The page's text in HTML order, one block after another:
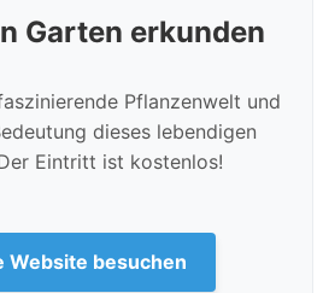
Garten erkunden
Pflanzenwelt und
dieses lebendigen
Eintritt ist kostenlos!
Website besuchen